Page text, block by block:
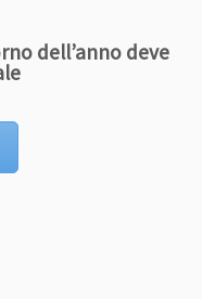
dell’anno deve